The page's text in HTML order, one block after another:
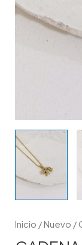
Inicio /Nuevo /